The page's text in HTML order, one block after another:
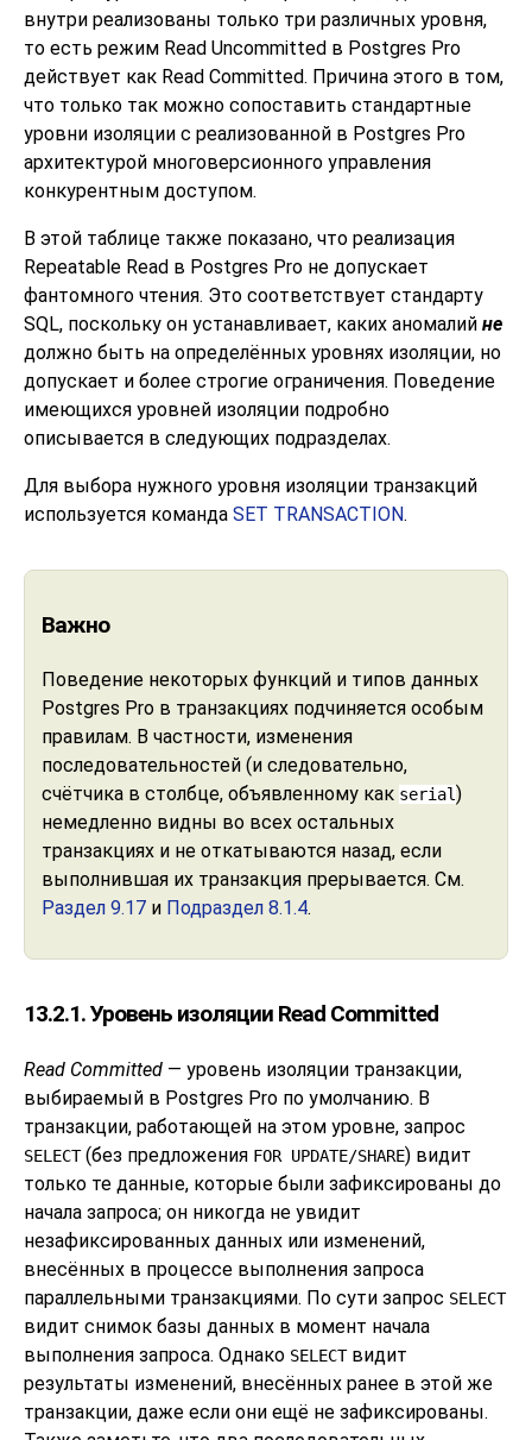
внутри реализованы только три различных уровня,
то есть режим Read Uncommitted в Postgres Pro
действует как Read Committed. Причина этого в том,
что только так можно сопоставить стандартные
уровни изоляции с реализованной в Postgres Pro
архитектурой многоверсионного управления
конкурентным доступом.
В этой таблице также показано, что реализация
Repeatable Read в Postgres Pro не допускает
фантомного чтения. Это соответствует стандарту
SQL, поскольку он устанавливает, каких аномалий не
должно быть на определённых уровнях изоляции, но
допускает и более строгие ограничения. Поведение
имеющихся уровней изоляции подробно
описывается в следующих подразделах.
Для выбора нужного уровня изоляции транзакций
используется команда SET TRANSACTION.
Важно
Поведение некоторых функций и типов данных
Postgres Pro в транзакциях подчиняется особым
правилам. В частности, изменения
последовательностей (и следовательно,
счётчика в столбце, объявленному как serial)
немедленно видны во всех остальных
транзакциях и не откатываются назад, если
выполнившая их транзакция прерывается. См.
Раздел 9.17 и Подраздел 8.1.4.
13.2.1. Уровень изоляции Read Committed
Read Committed — уровень изоляции транзакции,
выбираемый в Postgres Pro по умолчанию. В
транзакции, работающей на этом уровне, запрос
SELECT(без предложения FOR UPDATE/SHARE) видит
только те данные, которые были зафиксированы до
начала запроса; он никогда не увидит
незафиксированных данных или изменений,
внесённых в процессе выполнения запроса
параллельными транзакциями. По сути запрос SELECT
видит снимок базы данных в момент начала
выполнения запроса. Однако SELECTвидит
результаты изменений, внесённых ранее в этой же
транзакции, даже если они ещё не зафиксированы.